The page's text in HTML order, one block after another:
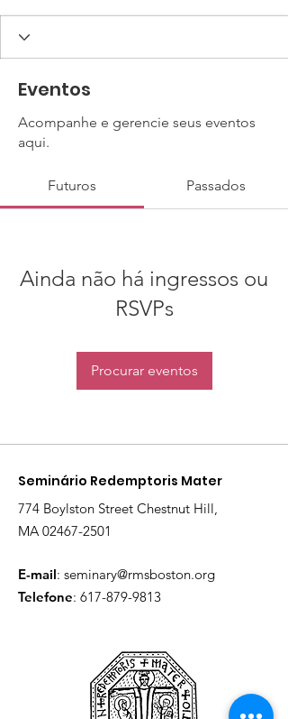
Eventos
Acompanhe e gerencie seus eventos
aqui.
Futuros Passados
Ainda não há ingressos ou
RSVPs
Procurar eventos
Seminário Redemptoris Mater
774 Boylston Street Chestnut Hill,
MA 02467-2501
E-mail: seminary@rmsboston.org
Telefone: 617-879-9813